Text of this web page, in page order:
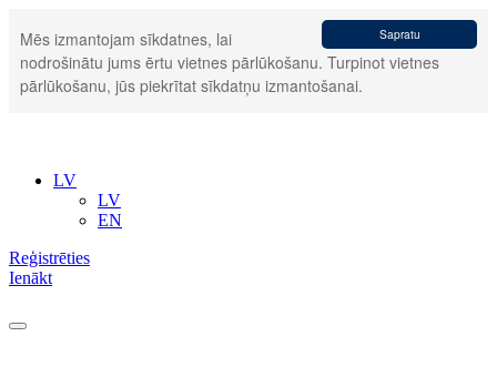
Sapratu
Mēs izmantojam sīkdatnes, lai
nodrošinātu jums ērtu vietnes pārlūkošanu. Turpinot vietnes
pārlūkošanu, jūs piekrītat sīkdatņu izmantošanai.
LV
LV
EN
Reģistrēties
Ienākt